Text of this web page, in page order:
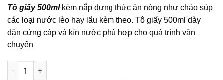
Tô giấy 500mlkèm nắp đựng thức ăn nóng như cháo súp
các loại nước lèo hay lẩu kèm theo. Tô giấy 500ml dày
dặn cứng cáp và kín nước phù hợp cho quá trình vận
chuyển
Tô Giấy 500ml Đựng Thức Ăn Nóng Kèm Nắp số lượng